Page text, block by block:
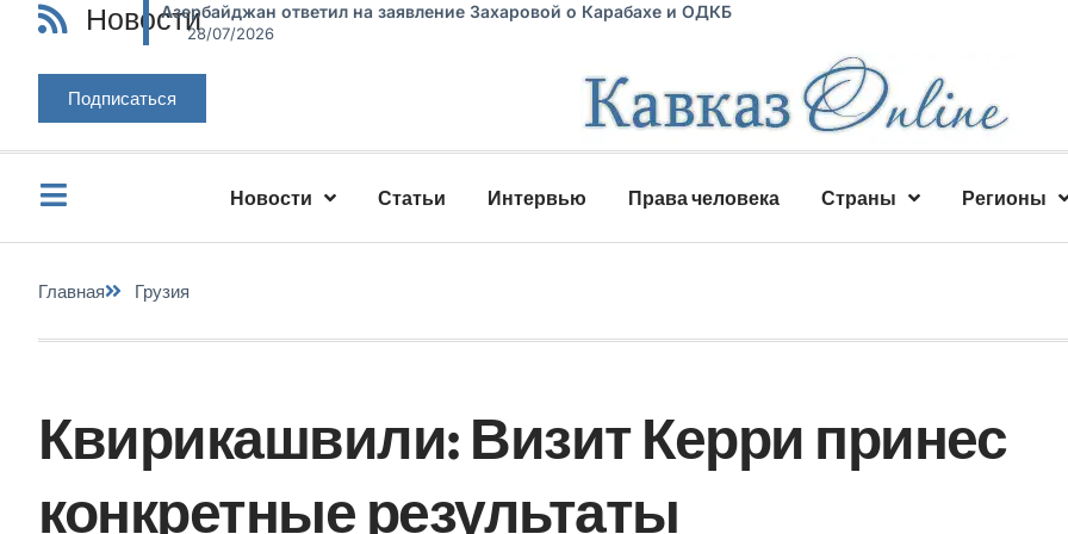
НовостиАзербайджан ответил на заявление Захаровой о Карабахе и ОДКБ
28/07/2026
Подписаться
Новости Статьи Интервью Права человека Страны Регионы
Главная Грузия
Квирикашвили: Визит Керри принес
конкретные результаты